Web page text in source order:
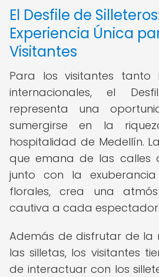
El Desfile de
Experiencia Única
Visitantes
Para los visitantes tanto
internacionales, el
representa una
sumergirse en la
hospitalidad de Medellín.
que emana de las calles
junto con la
florales, crea una
cautiva a cada espectador.
Además de disfrutar de la
las silletas, los visitantes
de interactuar con los